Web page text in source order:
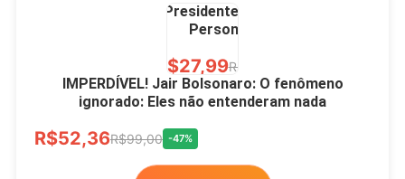
Presidente Porcelana
Personalizada
R$27,99R$49,00
IMPERDÍVEL! Jair Bolsonaro: O fenômeno
ignorado: Eles não entenderam nada
R$52,36R$99,00 -47%